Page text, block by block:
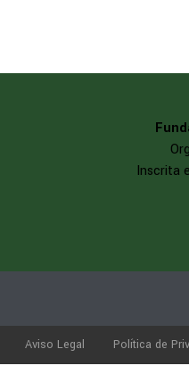
Inscrita
Aviso Legal Política de